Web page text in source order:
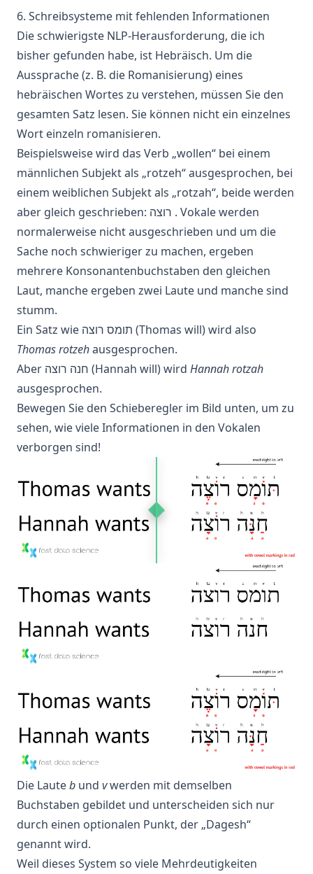
6. Schreibsysteme mit fehlenden Informationen
Die schwierigste NLP-Herausforderung, die ich
bisher gefunden habe, ist Hebräisch. Um die
Aussprache (z. B. die Romanisierung) eines
hebräischen Wortes zu verstehen, müssen Sie den
gesamten Satz lesen. Sie können nicht ein einzelnes
Wort einzeln romanisieren.
Beispielsweise wird das Verb „wollen“ bei einem
männlichen Subjekt als „rotzeh“ ausgesprochen, bei
einem weiblichen Subjekt als „rotzah“, beide werden
aber gleich geschrieben: רוצה . Vokale werden
normalerweise nicht ausgeschrieben und um die
Sache noch schwieriger zu machen, ergeben
mehrere Konsonantenbuchstaben den gleichen
Laut, manche ergeben zwei Laute und manche sind
stumm.
Ein Satz wie תומס רוצה (Thomas will) wird also
Thomas rotzehausgesprochen.
Aber חנה רוצה (Hannah will) wird Hannah rotzah
ausgesprochen.
Bewegen Sie den Schieberegler im Bild unten, um zu
sehen, wie viele Informationen in den Vokalen
verborgen sind!
Die Lauteb und vwerden mit demselben
Buchstaben gebildet und unterscheiden sich nur
durch einen optionalen Punkt, der „Dagesh“
genannt wird.
Weil dieses System so viele Mehrdeutigkeiten